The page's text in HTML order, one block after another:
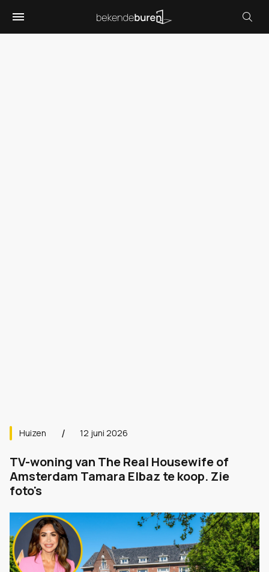
Huizen 12 juni 2026
TV-woning van The Real Housewife of
Amsterdam Tamara Elbaz te koop. Zie
foto's